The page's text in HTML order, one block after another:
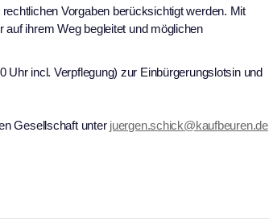
Vorgaben berücksichtigt werden. Mit
ihrem Weg begleitet und möglichen
Uhr incl. Verpflegung) zur Einbürgerungslotsin und
Gesellschaft unter juergen.schick@kaufbeuren.de